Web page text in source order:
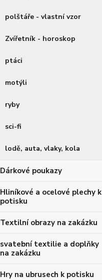
polštáře - vlastní vzor
Zvířetník - horoskop
ptáci
motýli
ryby
sci-fi
lodě, auta, vlaky, kola
Dárkové poukazy
Hliníkové a ocelové plechy k
potisku
Textilní obrazy na zakázku
svatební textilie a doplňky
na zakázku
Hry na ubrusech k potisku